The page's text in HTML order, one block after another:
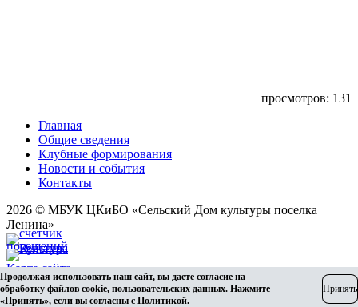
просмотров: 131
Главная
Общие сведения
Клубные формирования
Новости и события
Контакты
2026 © МБУК ЦКиБО «Сельский Дом культуры поселка
Ленина»
Карта сайта
Разработка сайта
Продолжая использовать наш сайт, вы даете согласие на
обработку файлов cookie, пользовательских данных. Нажмите
«Принять», если вы согласны с Политикой.
Принять